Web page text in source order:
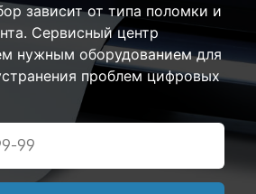
зависит от типа поломки и
Сервисный центр
нужным оборудованием для
проблем цифровых